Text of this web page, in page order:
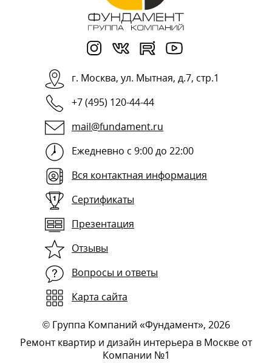
г. Москва, ул. Мытная, д.7, стр.1
+7 (495) 120-44-44
mail@fundament.ru
Ежедневно с 9:00 до 22:00
Вся контактная информация
Сертификаты
Презентация
Отзывы
Вопросы и ответы
Карта сайта
© Группа Компаний «Фундамент», 2026
Ремонт квартир и дизайн интерьера в Москве от
Компании №1